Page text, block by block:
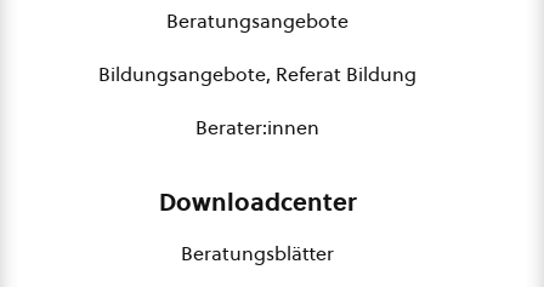
Beratungsangebote
Bildungsangebote, Referat Bildung
Berater:innen
Downloadcenter
Beratungsblätter